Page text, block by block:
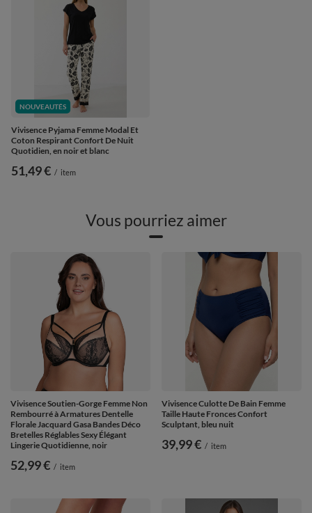
NOUVEAUTÉS
Vivisence Pyjama Femme Modal Et
Coton Respirant Confort De Nuit
Quotidien, en noir et blanc
51,49 € / item
Vous pourriez aimer
Vivisence Soutien-Gorge Femme Non
Rembourré à Armatures Dentelle
Florale Jacquard Gasa Bandes Déco
Bretelles Réglables Sexy Élégant
Lingerie Quotidienne, noir
52,99 € / item
Vivisence Culotte De Bain Femme
Taille Haute Fronces Confort
Sculptant, bleu nuit
39,99 € / item